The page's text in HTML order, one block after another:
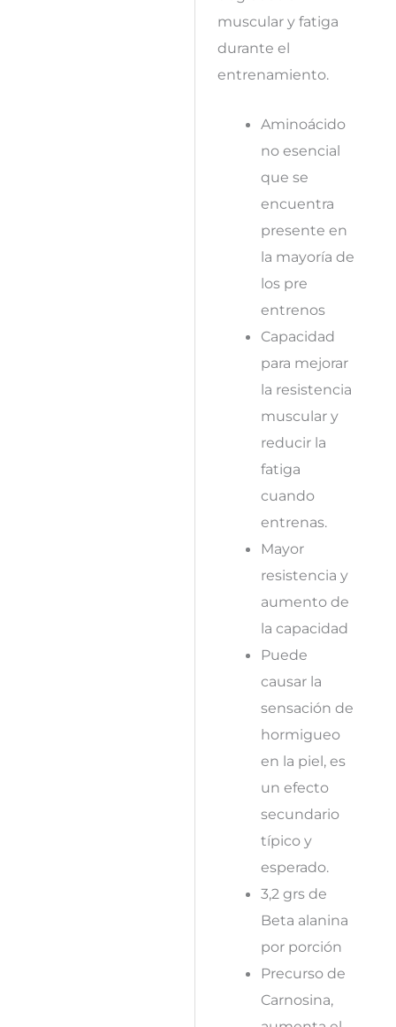
muscular y fatiga
durante el
entrenamiento.
Aminoácido
no esencial
que se
encuentra
presente en
la mayoría de
los pre
entrenos
Capacidad
para mejorar
la resistencia
muscular y
reducir la
fatiga
cuando
entrenas.
Mayor
resistencia y
aumento de
la capacidad
Puede
causar la
sensación de
hormigueo
en la piel, es
un efecto
secundario
típico y
esperado.
3,2 grs de
Beta alanina
por porción
Precurso de
Carnosina,